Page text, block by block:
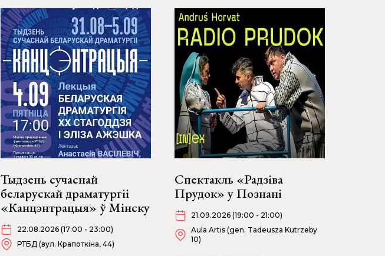
Тыдзень сучаснай
беларускай драматургіі
«Канцэнтрацыя» ў Мінску
22.08.2026 (17:00 - 23:00)
РТБД (вул. Крапоткіна, 44)
Спектакль «Радзіва
Прудок» у Познані
21.09.2026 (19:00 - 21:00)
Aula Artis (gen. Tadeusza Kutrzeby
10)